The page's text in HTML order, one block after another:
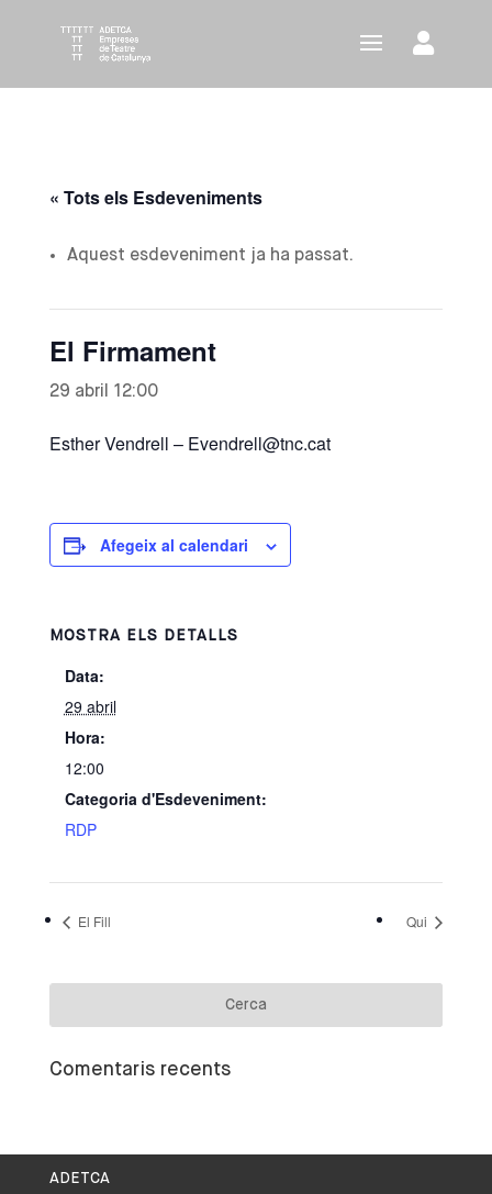
« Tots els Esdeveniments
Aquest esdeveniment ja ha passat.
El Firmament
29 abril 12:00
Esther Vendrell – Evendrell@tnc.cat
Afegeix al calendari
MOSTRA ELS DETALLS
Data:
29 abril
Hora:
12:00
Categoria d'Esdeveniment:
RDP
El Fill Qui
Comentaris recents
ADETCA